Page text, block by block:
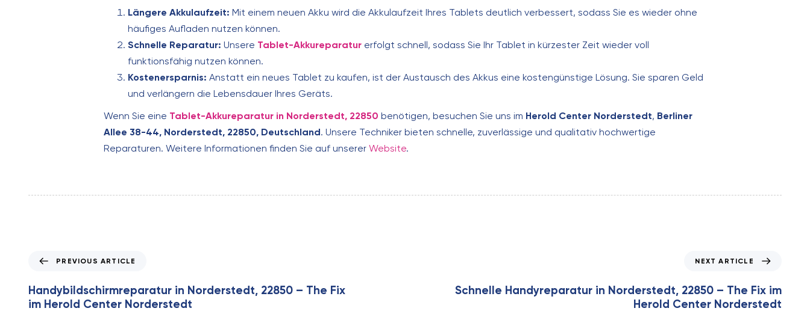
Längere Akkulaufzeit: Mit einem neuen Akku wird die Akkulaufzeit Ihres Tablets deutlich verbessert, sodass Sie es wieder ohne
häufiges Aufladen nutzen können.
Schnelle Reparatur: Unsere Tablet-Akkureparatur erfolgt schnell, sodass Sie Ihr Tablet in kürzester Zeit wieder voll
funktionsfähig nutzen können.
Kostenersparnis: Anstatt ein neues Tablet zu kaufen, ist der Austausch des Akkus eine kostengünstige Lösung. Sie sparen Geld
und verlängern die Lebensdauer Ihres Geräts.
Wenn Sie eine Tablet-Akkureparatur in Norderstedt, 22850 benötigen, besuchen Sie uns im Herold Center Norderstedt, Berliner
Allee 38-44, Norderstedt, 22850, Deutschland. Unsere Techniker bieten schnelle, zuverlässige und qualitativ hochwertige
Reparaturen. Weitere Informationen finden Sie auf unserer Website.
e
v
i
PREVIOUS ARTICLE
Handybildschirmreparatur in Norderstedt, 22850 – The Fix
im Herold Center Norderstedt
x
NEXT ARTICLE
Schnelle Handyreparatur in Norderstedt, 22850 – The Fix im
Herold Center Norderstedt